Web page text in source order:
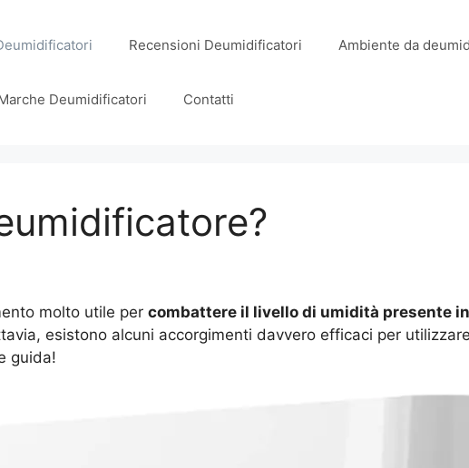
Recensioni Deumidificatori Ambiente da
Deumidificatori Contatti
molto utile per combattere il livello di umidità presente
esistono alcuni accorgimenti davvero efficaci per
guida!